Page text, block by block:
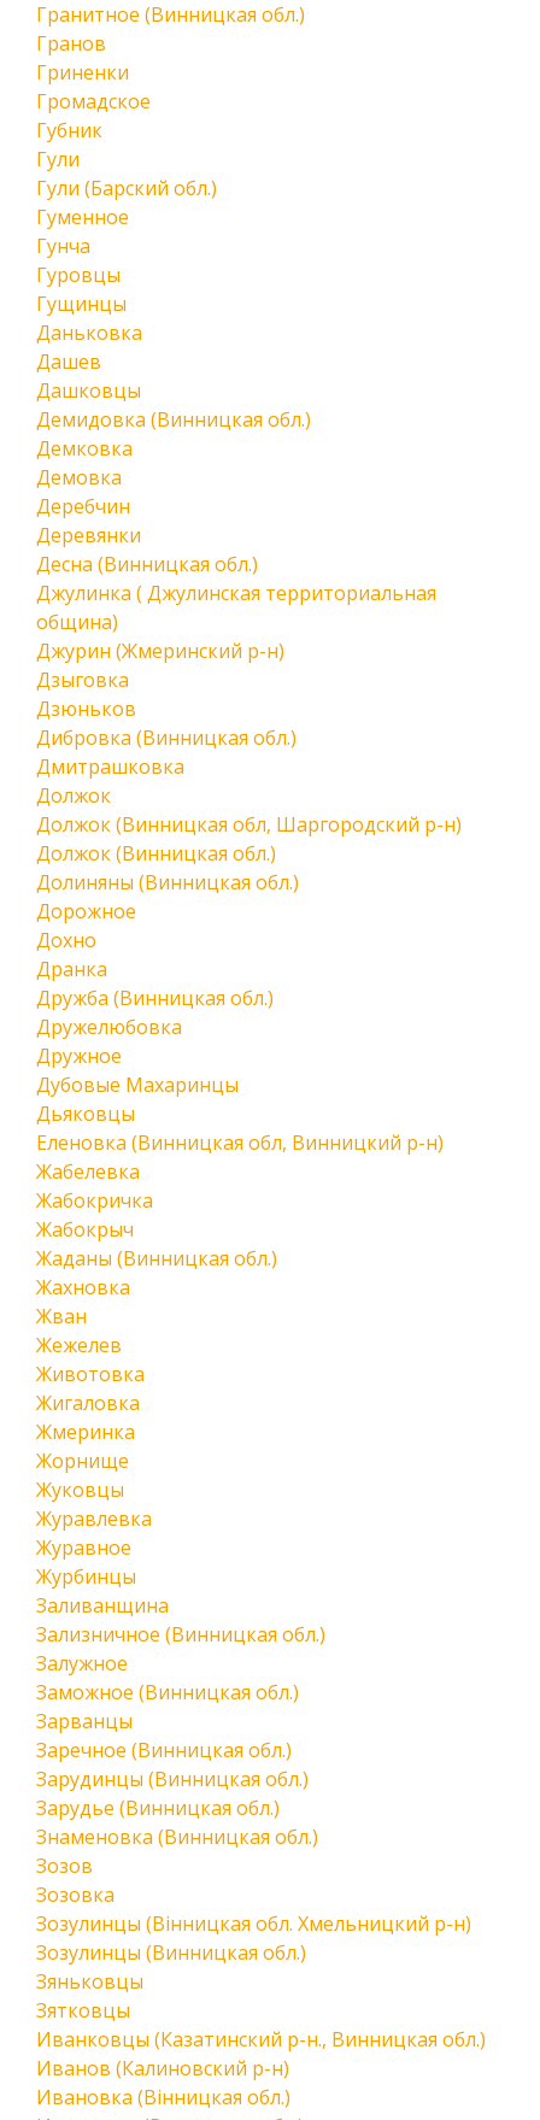
Гранитное (Винницкая обл.)
Гранов
Гриненки
Громадское
Губник
Гули
Гули (Барский обл.)
Гуменное
Гунча
Гуровцы
Гущинцы
Даньковка
Дашев
Дашковцы
Демидовка (Винницкая обл.)
Демковка
Демовка
Деребчин
Деревянки
Десна (Винницкая обл.)
Джулинка ( Джулинская территориальная
община)
Джурин (Жмеринский р-н)
Дзыговка
Дзюньков
Дибровка (Винницкая обл.)
Дмитрашковка
Должок
Должок (Винницкая обл, Шаргородский р-н)
Должок (Винницкая обл.)
Долиняны (Винницкая обл.)
Дорожное
Дохно
Дранка
Дружба (Винницкая обл.)
Дружелюбовка
Дружное
Дубовые Махаринцы
Дьяковцы
Еленовка (Винницкая обл, Винницкий р-н)
Жабелевка
Жабокричка
Жабокрыч
Жаданы (Винницкая обл.)
Жахновка
Жван
Жежелев
Животовка
Жигаловка
Жмеринка
Жорнище
Жуковцы
Журавлевка
Журавное
Журбинцы
Заливанщина
Зализничное (Винницкая обл.)
Залужное
Заможное (Винницкая обл.)
Зарванцы
Заречное (Винницкая обл.)
Зарудинцы (Винницкая обл.)
Зарудье (Винницкая обл.)
Знаменовка (Винницкая обл.)
Зозов
Зозовка
Зозулинцы (Вінницкая обл. Хмельницкий р-н)
Зозулинцы (Винницкая обл.)
Зяньковцы
Зятковцы
Иванковцы (Казатинский р-н., Винницкая обл.)
Иванов (Калиновский р-н)
Ивановка (Вінницкая обл.)